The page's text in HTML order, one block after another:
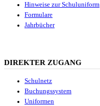
Hinweise zur Schuluniform
Formulare
Jahrbücher
DIREKTER ZUGANG
Schulnetz
Buchungssystem
Uniformen